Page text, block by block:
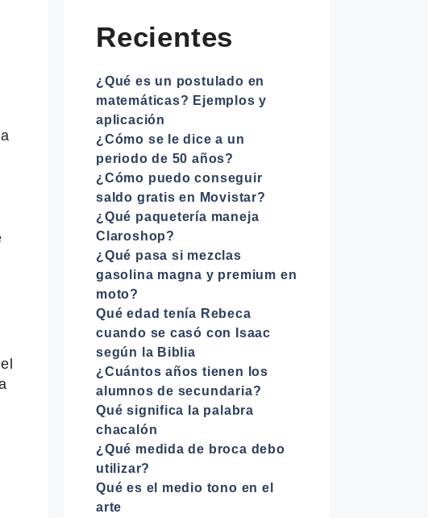
Recientes
¿Qué es un postulado en
matemáticas? Ejemplos y
aplicación
¿Cómo se le dice a un
periodo de 50 años?
¿Cómo puedo conseguir
saldo gratis en Movistar?
¿Qué paquetería maneja
Claroshop?
¿Qué pasa si mezclas
gasolina magna y premium en
moto?
Qué edad tenía Rebeca
cuando se casó con Isaac
según la Biblia
¿Cuántos años tienen los
alumnos de secundaria?
Qué significa la palabra
chacalón
¿Qué medida de broca debo
utilizar?
Qué es el medio tono en el
arte